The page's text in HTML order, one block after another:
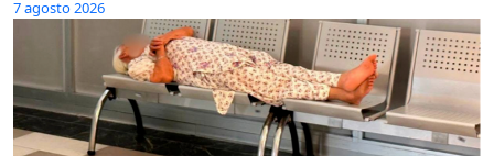
7 agosto 2026